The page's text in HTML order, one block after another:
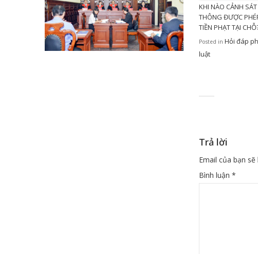
KHI NÀO CẢNH
THÔNG ĐƯỢC
TIỀN PHẠT TẠI
Posted in Hỏi đáp
luật
Trả lời
Email của bạn
Bình luận *